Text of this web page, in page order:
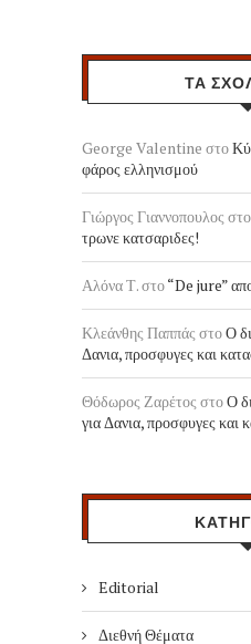
ΤΑ
George Valentine στο
φάρος ελληνισμού
Γιώργος Γιαννοπουλος στο
τρωνε κατσαριδες!
Αλόνα Τ.στο“De jure”
Κλεάνθης Παππάς στοΟ
Δανια, προσφυγες και
Θόδωρος Ζαρέτος στοΟ
για Δανια, προσφυγες και
Editorial
Διεθνή Θέματα